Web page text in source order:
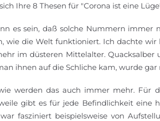
Ihre 8 Thesen für "Corona ist eine
es sein, daß solche Nummern immer
wie die Welt funktioniert. Ich dachte
im düsteren Mittelalter.
ihnen auf die Schliche kam, wurde
werden das auch immer mehr. Für
gibt es für jede Befindlichkeit eine
war fasziniert beispielsweise von